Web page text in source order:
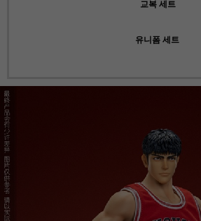
교복 세트
유니폼 세트